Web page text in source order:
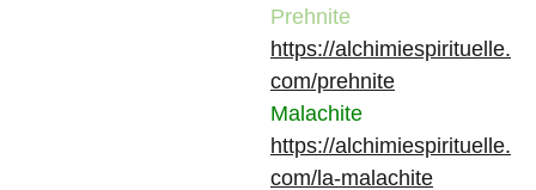
Prehnite
https://alchimiespirituelle.
com/prehnite
Malachite
https://alchimiespirituelle.
com/la-malachite